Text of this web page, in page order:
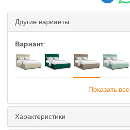
Другие варианты
Вариант:
Подъемный механизм:
Показать все
Характеристики